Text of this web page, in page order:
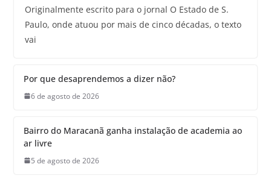
Originalmente escrito para o jornal O Estado de S.
Paulo, onde atuou por mais de cinco décadas, o texto
vai
Por que desaprendemos a dizer não?
6 de agosto de 2026
Bairro do Maracanã ganha instalação de academia ao
ar livre
5 de agosto de 2026